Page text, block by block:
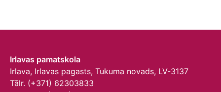
Irlavas pamatskola
Irlava, Irlavas pagasts, Tukuma novads, LV-3137
Tālr. (+371) 62303833